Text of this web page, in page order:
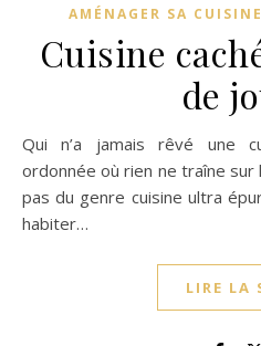
AMÉNAGER SA CUISINE
Cuisine
de
Qui n’a jamais rêvé une cuisine parfaitement nette,
ordonnée où rien ne traîne sur
pas du genre cuisine ultra
habiter…
LIRE LA